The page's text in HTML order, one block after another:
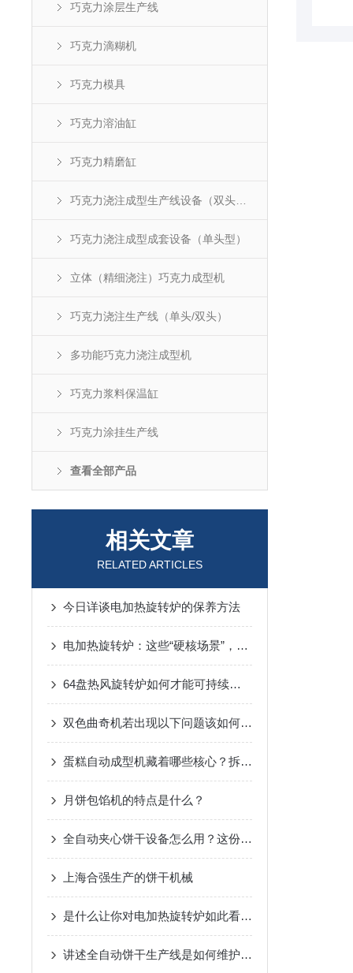
巧克力涂层生产线
巧克力滴糊机
巧克力模具
巧克力溶油缸
巧克力精磨缸
巧克力浇注成型成套设备（单头型）
立体（精细浇注）巧克力成型机
巧克力浇注生产线（单头/双头）
多功能巧克力浇注成型机
巧克力浆料保温缸
巧克力涂挂生产线
查看全部产品
相关文章
RELATED ARTICLES
今日详谈电加热旋转炉的保养方法
电加热旋转炉：这些“硬核场景”，藏着它的应用边界
64盘热风旋转炉如何才能可持续发展？
双色曲奇机若出现以下问题该如何解决呢？
蛋糕自动成型机藏着哪些核心？拆解关键组成部分，解锁高效生产密码
月饼包馅机的特点是什么？
全自动夹心饼干设备怎么用？这份操作指南一步到位
上海合强生产的饼干机械
是什么让你对电加热旋转炉如此看好的
讲述全自动饼干生产线是如何维护保养的呢？